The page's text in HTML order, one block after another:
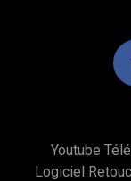
Youtube
Logiciel